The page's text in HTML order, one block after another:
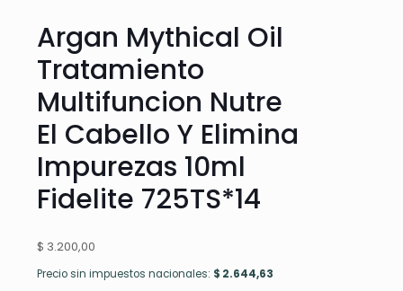
Argan Mythical Oil
Tratamiento
Multifuncion Nutre
El Cabello Y Elimina
Impurezas 10ml
Fidelite 725TS*14
$ 3.200,00
Precio sin impuestos nacionales: $ 2.644,63